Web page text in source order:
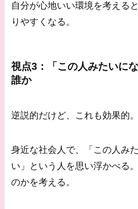
自分が心地いい環境を考える
りやすくなる。
視点3：「この人みたいに
誰か
逆説的だけど、これも効果的。
身近な社会人で、「この人み
い」という人を思い浮かべる
のかを考える。